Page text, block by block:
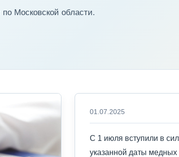
Московской области.
01.07.2025
С 1 июля вступили в
указанной даты